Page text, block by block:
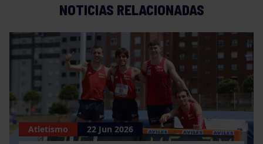
NOTICIAS RELACIONADAS
Atletismo 22 Jun 2026